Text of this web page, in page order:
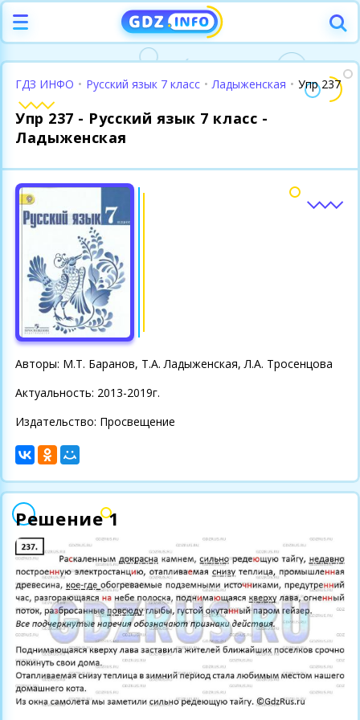
ГДЗ ИНФО • Русский язык 7 класс • Ладыженская • Упр 237
Упр 237 - Русский язык 7 класс -
Ладыженская
Авторы: М.Т. Баранов, Т.А. Ладыженская, Л.А. Тросенцова
Актуальность: 2013-2019г.
Издательство: Просвещение
Решение 1